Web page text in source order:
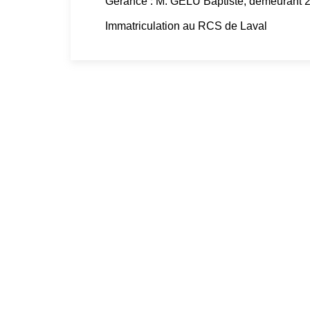
Immatriculation au RCS de Laval